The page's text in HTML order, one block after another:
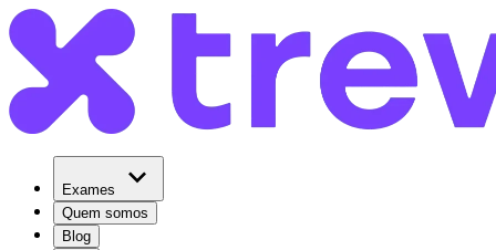
Exames
Quem somos
Blog